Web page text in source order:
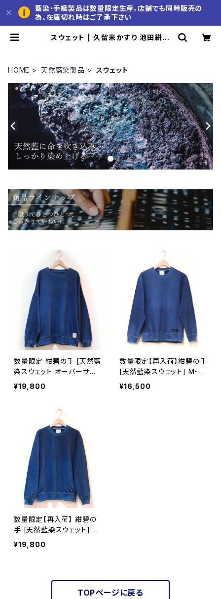
藍染･手織製品は数量限定生産。店舗でも同時販売の
為、在庫切れ時はご了承下さい
スウェット | 久留米かすり 池田絣工
HOME 天然藍染製品 スウェット
数量限定 紺碧の手 [天然藍
染スウェット オーバーサイ
ズ] M・L ※職人手染め
¥19,800
数量限定【再入荷】紺碧の手
[天然藍染スウェット] M・L
※職人手染め
¥16,500
数量限定【再入荷】 紺碧の
手 [天然藍染スウェット] X
L・2XL ※職人手染め
¥19,800
TOPページに戻る